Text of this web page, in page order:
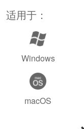
适用于：
Windows
macOS